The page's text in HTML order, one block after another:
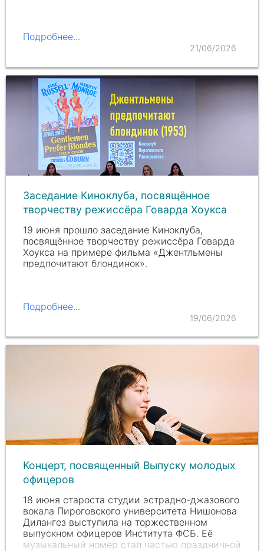
Подробнее...
21/06/2026
Заседание Киноклуба, посвящённое
творчеству режиссёра Говарда Хоукса
19 июня прошло заседание Киноклуба,
посвящённое творчеству режиссёра Говарда
Хоукса на примере фильма «Джентльмены
предпочитают блондинок».
Подробнее...
19/06/2026
Концерт, посвященный Выпуску молодых
офицеров
18 июня староста студии эстрадно-джазового
вокала Пироговского университета Нишонова
Дилангез выступила на торжественном
выпускном офицеров Института ФСБ. Её
музыкальный номер стал частью праздничной